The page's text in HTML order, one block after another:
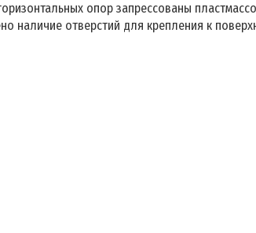
опор запрессованы
наличие отверстий для крепления к